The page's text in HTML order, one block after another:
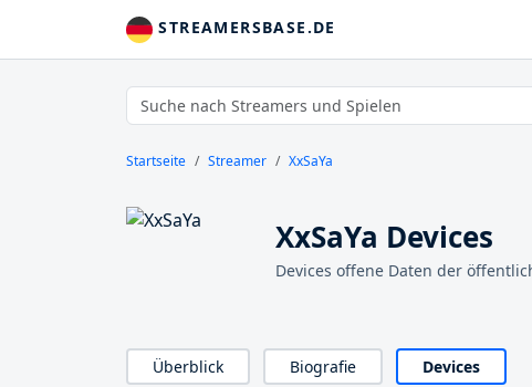
STREAMERSBASE.DE
Startseite Streamer XxSaYa
XxSaYa Devices
Devices offene Daten der
Überblick Biografie Devices